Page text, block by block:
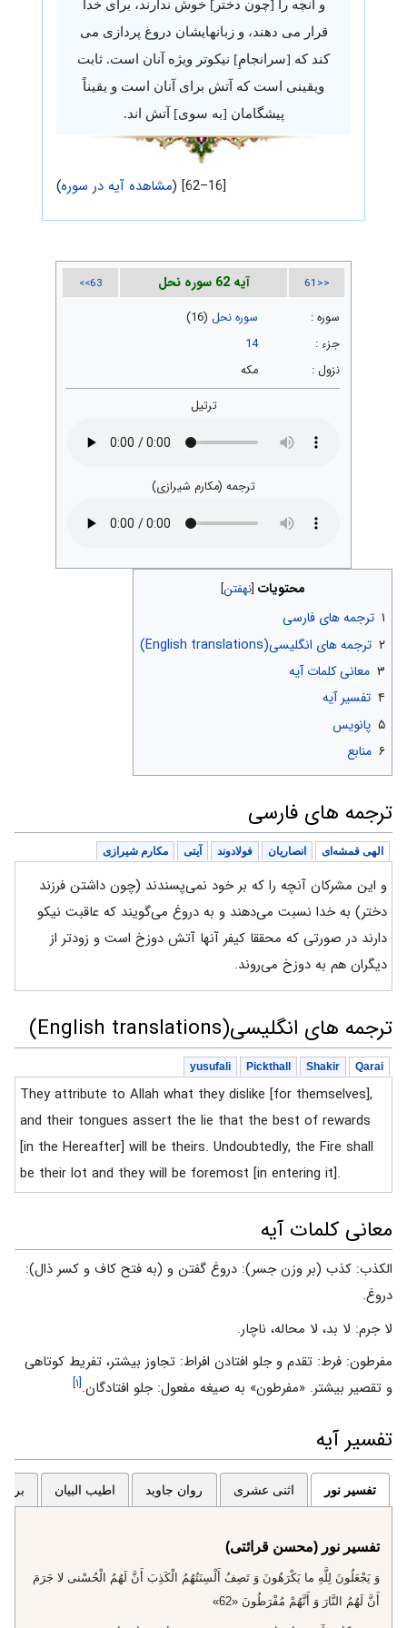
و آنچه را [چون دختر] خوش ندارند، برای خدا
قرار می دهند، و زبانهایشان دروغ پردازی می
کند که [سرانجامِ] نیکوتر ویژه آنان است. ثابت
ویقینی است که آتش برای آنان است و یقیناً
پیشگامان [به سوی] آتش اند.
[16–62] ( مشاهده آیه در سوره)
<<61 آیه 62 سوره نحل 63>>
سوره : سوره نحل (16)
جزء :
14
نزول :
مکه
ترتیل
ترجمه (مکارم شیرازی)
محتویات
۱ ترجمه های فارسی
۲ ترجمه های انگلیسی(English translations)
۳ معانی کلمات آیه
۴ تفسیر آیه
۵ پانویس
۶ منابع
ترجمه های فارسی
الهی قمشه‌ای انصاریان فولادوند آیتی مکارم شیرازی
و این مشرکان آنچه را که بر خود نمی‌پسندند (چون داشتن فرزند
دختر) به خدا نسبت می‌دهند و به دروغ می‌گویند که عاقبت نیکو
دارند در صورتی که محققا کیفر آنها آتش دوزخ است و زودتر از
دیگران هم به دوزخ می‌روند.
ترجمه های انگلیسی(English translations)
Qarai
Shakir
Pickthall
yusufali
They attribute to Allah what they dislike [for themselves],
and their tongues assert the lie that the best of rewards
[in the Hereafter] will be theirs. Undoubtedly, the Fire shall
be their lot and they will be foremost [in entering it].
معانی کلمات آیه
الكذب: كذب (بر وزن جسر): دروغ گفتن و (به فتح كاف و كسر ذال):
دروغ.
لا جرم: لا بد، لا محاله، ناچار.
مفرطون: فرط: تقدم و جلو افتادن افراط: تجاوز بيشتر، تفريط كوتاهى
و تقصير بيشتر. «مفرطون» به صيغه مفعول: جلو افتادگان.[۱]
تفسیر آیه
تفسیر نور اثنی عشری روان جاوید اطیب البیان
تفسیر نور (محسن قرائتی)
وَ يَجْعَلُونَ لِلَّهِ ما يَكْرَهُونَ وَ تَصِفُ أَلْسِنَتُهُمُ الْكَذِبَ أَنَّ لَهُمُ الْحُسْنى‌ لا جَرَمَ
أَنَّ لَهُمُ النَّارَ وَ أَنَّهُمْ مُفْرَطُونَ «62»